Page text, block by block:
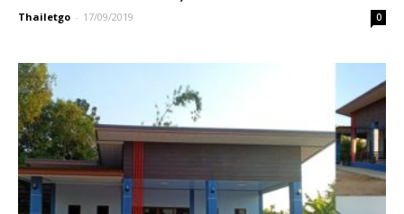
Thailetgo - 17/09/2019 0